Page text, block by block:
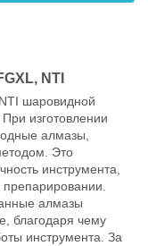
NTI
шаровидной
изготовлении
алмазы,
Это
инструмента,
алмазы
благодаря чему
инструмента. За